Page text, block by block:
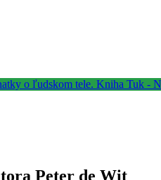
Peter de Wit